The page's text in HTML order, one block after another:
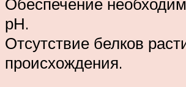
рН.
Отсутствие белков
происхождения.